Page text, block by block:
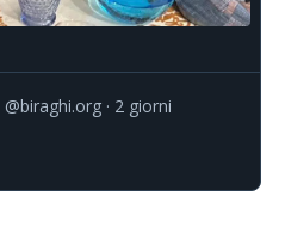
@biraghi.org 2 giorni